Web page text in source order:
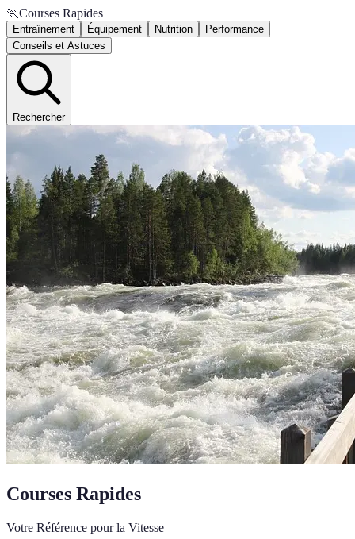
🏃Courses Rapides
Entraînement Équipement Nutrition
Performance
Conseils et Astuces
Rechercher
Courses Rapides
Votre Référence pour la Vitesse